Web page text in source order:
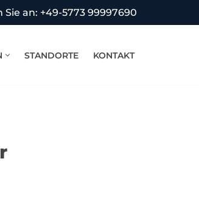
Sie an: +49-5773 99997690
STANDORTE KONTAKT